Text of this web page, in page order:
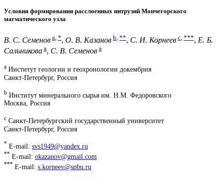
Условия формирования расслоенных интрузий Мончегорского
магматического узла
В. С. Семенов a *, О. В. Казанов b **, С. И. Корнеев c ***, Е. Б.
Сальникова a, С. В. Семенов a
a Институт геологии и геохронологии докембрия
Санкт-Петербург, Россия
b Институт минерального сырья им. Н.М. Федоровского
Москва, Россия
c Санкт-Петербургский государственный университет
Санкт-Петербург, Россия
* E-mail: svs1949@yandex.ru
** E-mail: okazanov@gmail.com
*** E-mail: s.korneev@spbu.ru